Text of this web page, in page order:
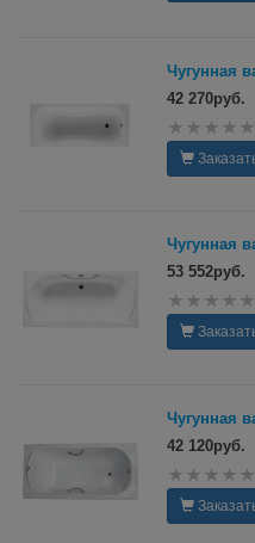
Чугунная
42 270руб.
Чугунная
53 552руб.
Чугунная
42 120руб.